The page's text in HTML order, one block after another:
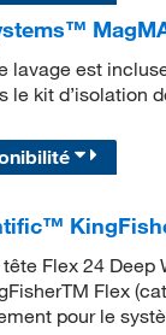
lavage est
le kit d’isolation
Flex 24 Deep
Flex
pour le